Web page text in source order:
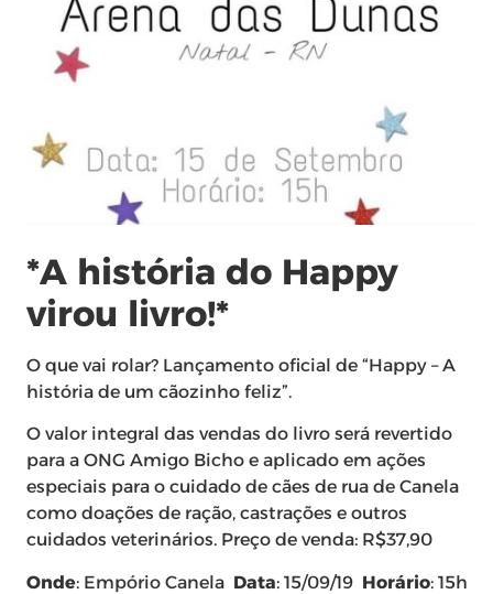
*A história do Happy
virou livro!*
O que vai rolar? Lançamento oficial de “Happy – A
história de um cãozinho feliz”.
O valor integral das vendas do livro será revertido
para a ONG Amigo Bicho e aplicado em ações
especiais para o cuidado de cães de rua de Canela
como doações de ração, castrações e outros
cuidados veterinários. Preço de venda: R$37,90
Onde: Empório Canela Data: 15/09/19 Horário: 15h